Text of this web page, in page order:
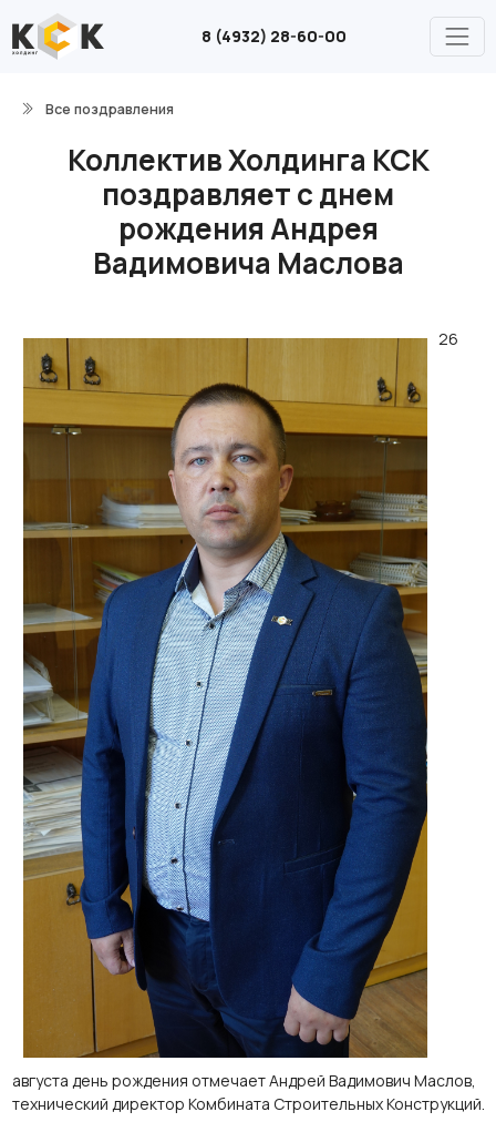
8 (4932) 28-60-00
Все поздравления
Коллектив Холдинга КСК
поздравляет с днем
рождения Андрея
Вадимовича Маслова
26
августа день рождения отмечает Андрей Вадимович Маслов,
технический директор Комбината Строительных Конструкций.